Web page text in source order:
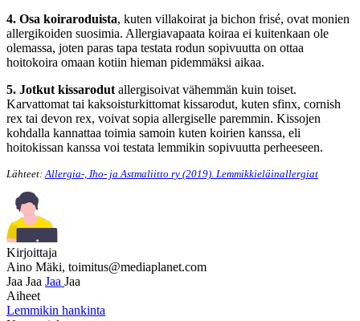
4. Osa koiraroduista, kuten villakoirat ja bichon frisé, ovat monien
allergikoiden suosimia. Allergiavapaata koiraa ei kuitenkaan ole
olemassa, joten paras tapa testata rodun sopivuutta on ottaa
hoitokoira omaan kotiin hieman pidemmäksi aikaa.
5. Jotkut kissarodut allergisoivat vähemmän kuin toiset.
Karvattomat tai kaksoisturkittomat kissarodut, kuten sfinx, cornish
rex tai devon rex, voivat sopia allergiselle paremmin. Kissojen
kohdalla kannattaa toimia samoin kuten koirien kanssa, eli
hoitokissan kanssa voi testata lemmikin sopivuutta perheeseen.
Lähteet:Allergia-, Iho- ja Astmaliitto ry (2019). Lemmikkieläinallergiat
Kirjoittaja
Aino Mäki, toimitus@mediaplanet.com
Jaa Jaa Jaa Jaa
Aiheet
Lemmikin hankinta